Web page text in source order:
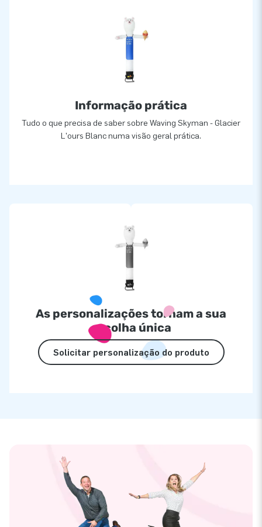
Informação prática
Tudo o que precisa de saber sobre Waving Skyman - Glacier
L'ours Blanc numa visão geral prática.
As personalizações tornam a sua
escolha única
Solicitar personalização do produto